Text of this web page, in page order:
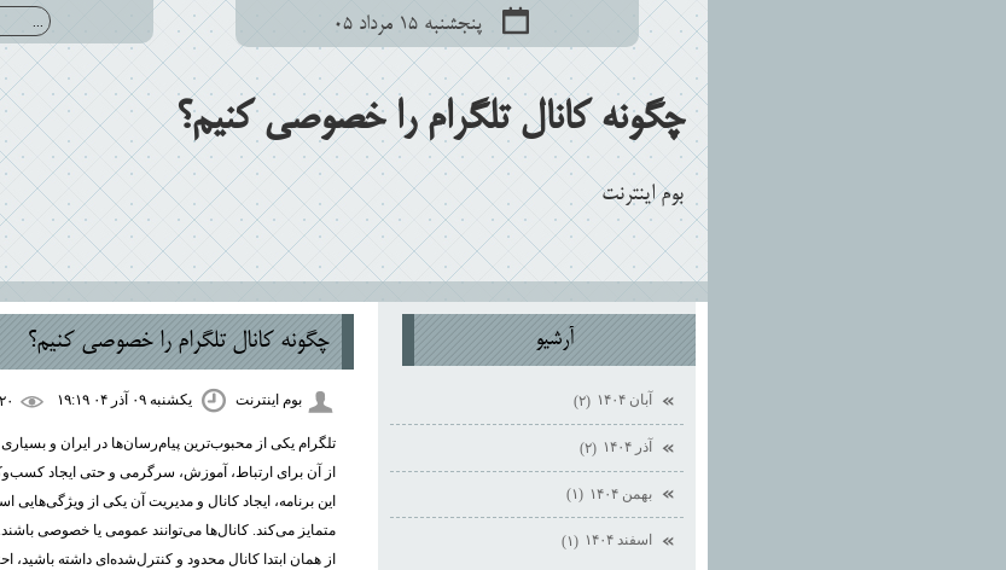
پنجشنبه ۱۵ مرداد ۰۵
چگونه کانال تلگرام را خصوصی کنیم؟
بوم اينترنت
چگونه کانال تلگرام را خصوصی کنیم؟
بوم اینترنت یکشنبه ۰۹ آذر ۰۴ ۱۹:۱۹
تلگرام یکی از محبوب‌ترین پیام‌رسان‌ها در ایران و
از آن برای ارتباط، آموزش، سرگرمی و حتی ایجاد
این برنامه، ایجاد کانال و مدیریت آن یکی از ویژگی‌هایی
متمایز می‌کند. کانال‌ها می‌توانند عمومی یا خصوصی
از همان ابتدا کانال محدود و کنترل‌شده‌ای داشته باشید،
آرشيو
آبان ۱۴۰۴ (۲)
آذر ۱۴۰۴ (۲)
بهمن ۱۴۰۴ (۱)
اسفند ۱۴۰۴ (۱)